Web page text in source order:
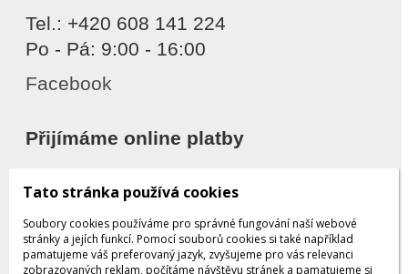
Tel.: +420 608 141 224
Po - Pá: 9:00 - 16:00
Facebook
Přijímáme online platby
Tato stránka používá cookies
Soubory cookies používáme pro správné fungování naší webové
stránky a jejích funkcí. Pomocí souborů cookies si také například
pamatujeme váš preferovaný jazyk, zvyšujeme pro vás relevanci
zobrazovaných reklam, počítáme návštěvu stránek a pamatujeme si